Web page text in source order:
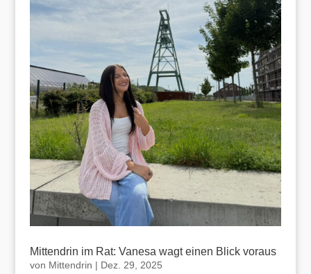
Mittendrin im Rat: Vanesa wagt einen Blick voraus
von Mittendrin | Dez. 29, 2025